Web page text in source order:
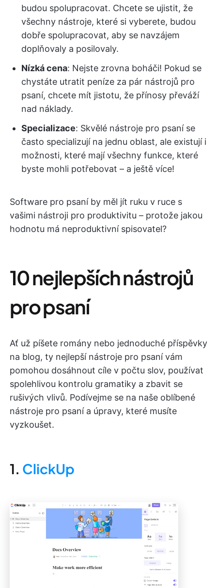
budou spolupracovat. Chcete se ujistit, že
všechny nástroje, které si vyberete, budou
dobře spolupracovat, aby se navzájem
doplňovaly a posilovaly.
Nízká cena: Nejste zrovna boháči! Pokud se
chystáte utratit peníze za pár nástrojů pro
psaní, chcete mít jistotu, že přínosy převáží
nad náklady.
Specializace: Skvělé nástroje pro psaní se
často specializují na jednu oblast, ale existují i
možnosti, které mají všechny funkce, které
byste mohli potřebovat – a ještě více!
Software pro psaní by měl jít ruku v ruce s
vašimi nástroji pro produktivitu – protože jakou
hodnotu má neproduktivní spisovatel?
10 nejlepších nástrojů
pro psaní
Ať už píšete romány nebo jednoduché příspěvky
na blog, ty nejlepší nástroje pro psaní vám
pomohou dosáhnout cíle v počtu slov, používat
spolehlivou kontrolu gramatiky a zbavit se
rušivých vlivů. Podívejme se na naše oblíbené
nástroje pro psaní a úpravy, které musíte
vyzkoušet.
1. ClickUp